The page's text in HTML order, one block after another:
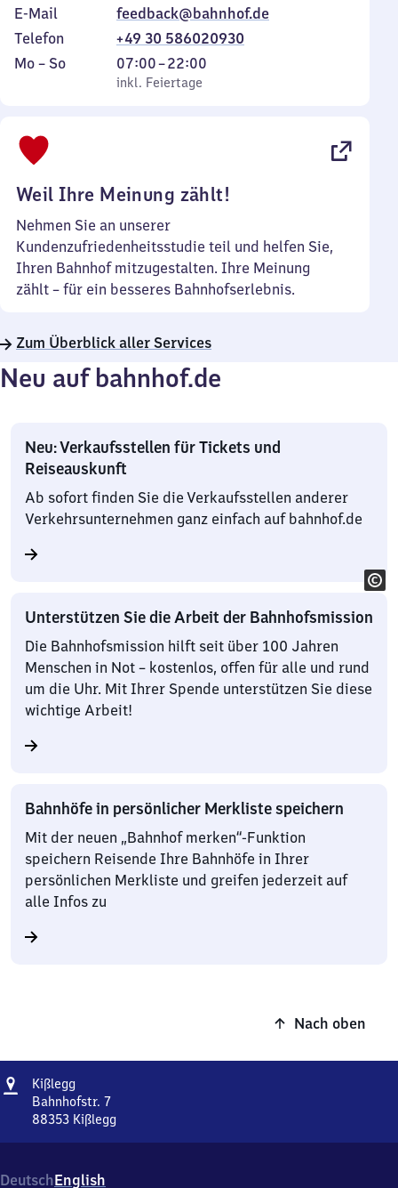
E-Mail
feedback@bahnhof.de
Telefon
+49 30 586020930
Montag
Mo – So,
inkl. Feiertage
07:00–22:00
Von
7
inkl. Feiertage
Weil Ihre Meinung zählt!
Nehmen Sie an unserer
Kundenzufriedenheitsstudie teil und helfen Sie,
Ihren Bahnhof mitzugestalten. Ihre Meinung
zählt – für ein besseres Bahnhofserlebnis.
Zum Überblick aller Services
Neu auf bahnhof.de
Neu: Verkaufsstellen für Tickets und
Reiseauskunft
Ab sofort finden Sie die Verkaufsstellen anderer
Verkehrsunternehmen ganz einfach auf bahnhof.de
Unterstützen Sie die Arbeit der Bahnhofsmission
Die Bahnhofsmission hilft seit über 100 Jahren
Menschen in Not – kostenlos, offen für alle und rund
um die Uhr. Mit Ihrer Spende unterstützen Sie diese
wichtige Arbeit!
Bahnhöfe in persönlicher Merkliste speichern
Mit der neuen „Bahnhof merken“-Funktion
speichern Reisende Ihre Bahnhöfe in Ihrer
persönlichen Merkliste und greifen jederzeit auf
alle Infos zu
Nach oben
Adresse
Kißlegg
Bahnhofstr. 7
88353 Kißlegg
7,
DeutschEnglish